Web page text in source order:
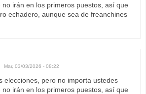
irán en los primeros puestos, así que
echadero, aunque sea de freanchines
Mar, 03/03/2026 - 08:22
elecciones, pero no importa ustedes
irán en los primeros puestos, así que